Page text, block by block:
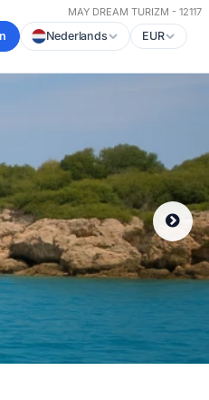
MAY DREAM TURIZM - 12117
Nederlands EUR